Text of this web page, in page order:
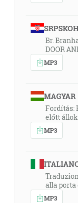
Br.
DOOR
MP3
MAGYAR
Fordítás:
előtt állok
MP3
alla porta
MP3